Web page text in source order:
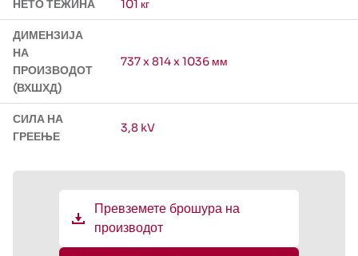
НЕТО ТЕЖИНА 101 кг
ДИМЕНЗИЈА
НА
ПРОИЗВОДОТ
(ВХШХД)
737 x 814 x 1036 мм
СИЛА НА
ГРЕЕЊЕ
3,8 kV
Превземете брошура на
производот